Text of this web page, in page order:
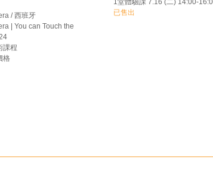
/ 西班牙
| You can Touch the
課程
格
1堂體驗課 7.16 (二) 14:00-
已售出